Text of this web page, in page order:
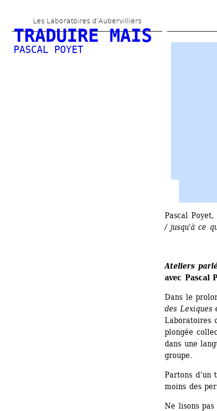
au
contenu
principal
Les Laboratoires d’Aubervilliers
TRADUIRE MAIS
PASCAL POYET
Pascal
/ jusqu'à ce
Ateliers
avec Pascal
Dans le
des Lexiques
Laboratoires
plongée
dans une
groupe.
Partons d’un
moins des
Ne lisons